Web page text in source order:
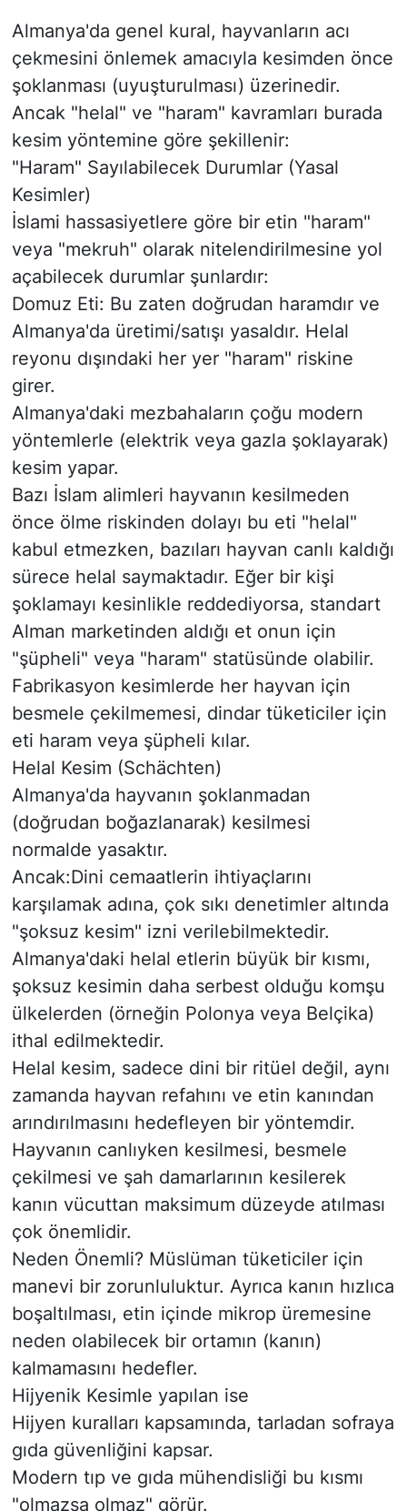
​Almanya'da genel kural, hayvanların acı
çekmesini önlemek amacıyla kesimden önce
şoklanması (uyuşturulması) üzerinedir.
Ancak "helal" ve "haram" kavramları burada
kesim yöntemine göre şekillenir:
​"Haram" Sayılabilecek Durumlar (Yasal
Kesimler)
​İslami hassasiyetlere göre bir etin "haram"
veya "mekruh" olarak nitelendirilmesine yol
açabilecek durumlar şunlardır:
​Domuz Eti: Bu zaten doğrudan haramdır ve
Almanya'da üretimi/satışı yasaldır. Helal
reyonu dışındaki her yer "haram" riskine
girer.
​Almanya'daki mezbahaların çoğu modern
yöntemlerle (elektrik veya gazla şoklayarak)
kesim yapar.
Bazı İslam alimleri hayvanın kesilmeden
önce ölme riskinden dolayı bu eti "helal"
kabul etmezken, bazıları hayvan canlı kaldığı
sürece helal saymaktadır. Eğer bir kişi
şoklamayı kesinlikle reddediyorsa, standart
Alman marketinden aldığı et onun için
"şüpheli" veya "haram" statüsünde olabilir.
​Fabrikasyon kesimlerde her hayvan için
besmele çekilmemesi, dindar tüketiciler için
eti haram veya şüpheli kılar.
​Helal Kesim (Schächten)
​Almanya'da hayvanın şoklanmadan
(doğrudan boğazlanarak) kesilmesi
normalde yasaktır.
Ancak:Dini cemaatlerin ihtiyaçlarını
karşılamak adına, çok sıkı denetimler altında
"şoksuz kesim" izni verilebilmektedir.
​Almanya'daki helal etlerin büyük bir kısmı,
şoksuz kesimin daha serbest olduğu komşu
ülkelerden (örneğin Polonya veya Belçika)
ithal edilmektedir.
​Helal kesim, sadece dini bir ritüel değil, aynı
zamanda hayvan refahını ve etin kanından
arındırılmasını hedefleyen bir yöntemdir.
Hayvanın canlıyken kesilmesi, besmele
çekilmesi ve şah damarlarının kesilerek
kanın vücuttan maksimum düzeyde atılması
çok önemlidir.
​Neden Önemli? Müslüman tüketiciler için
manevi bir zorunluluktur. Ayrıca kanın hızlıca
boşaltılması, etin içinde mikrop üremesine
neden olabilecek bir ortamın (kanın)
kalmamasını hedefler.
​Hijyenik Kesimle yapılan ise
​Hijyen kuralları kapsamında, tarladan sofraya
gıda güvenliğini kapsar.
Modern tıp ve gıda mühendisliği bu kısmı
"olmazsa olmaz" görür.